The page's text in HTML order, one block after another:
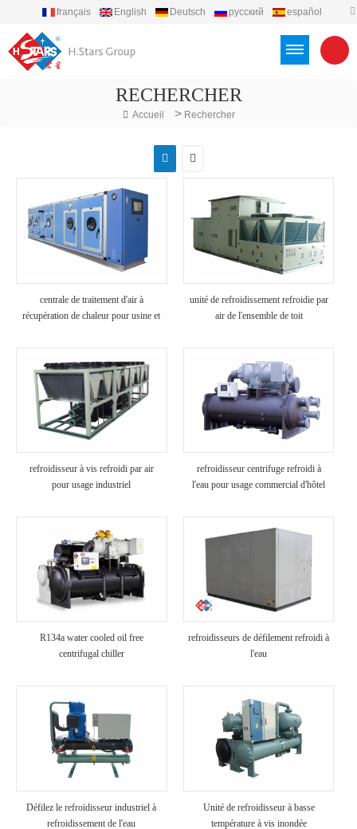
français English Deutsch русский
español
RECHERCHER
Accueil > Rechercher
centrale de traitement d'air à
récupération de chaleur pour usine et
unité de refroidissement refroidie par
air de l'ensemble de toit
refroidisseur à vis refroidi par air
pour usage industriel
refroidisseur centrifuge refroidi à
l'eau pour usage commercial d'hôtel
R134a water cooled oil free
centrifugal chiller
refroidisseurs de défilement refroidi à
l'eau
Défilez le refroidisseur industriel à
refroidissement de l'eau
Unité de refroidisseur à basse
température à vis inondée